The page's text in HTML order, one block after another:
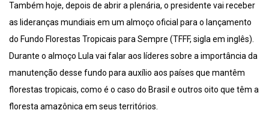
Também hoje, depois de abrir a plenária, o presidente vai receber
as lideranças mundiais em um almoço oficial para o lançamento
do Fundo Florestas Tropicais para Sempre (TFFF, sigla em inglês).
Durante o almoço Lula vai falar aos líderes sobre a importância da
manutenção desse fundo para auxílio aos países que mantêm
florestas tropicais, como é o caso do Brasil e outros oito que têm a
floresta amazônica em seus territórios.